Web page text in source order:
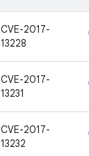
CVE-2017-
13228
CVE-2017-
13231
CVE-2017-
13232